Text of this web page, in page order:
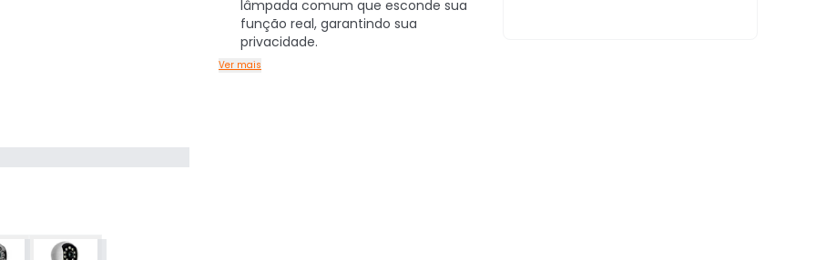
lâmpada comum que esconde sua
função real, garantindo sua
privacidade.
Ver mais